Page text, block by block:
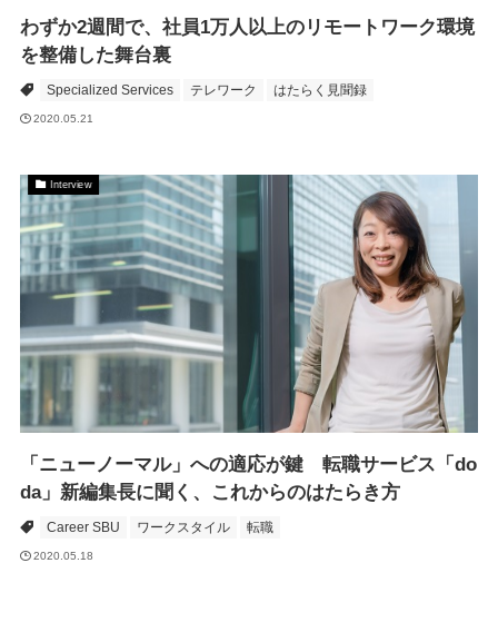
わずか2週間で、社員1万人以上のリモートワーク環境
を整備した舞台裏
Specialized Services テレワーク はたらく見聞録
2020.05.21
Interview
「ニューノーマル」への適応が鍵 転職サービス「do
da」新編集長に聞く、これからのはたらき方
Career SBU ワークスタイル 転職
2020.05.18